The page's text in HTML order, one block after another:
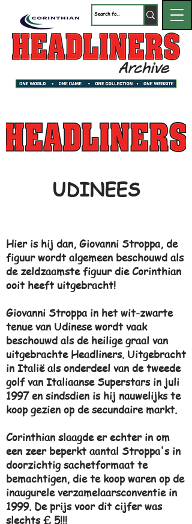
UDINEES
Hier is hij dan, Giovanni Stroppa, de
figuur wordt algemeen beschouwd als
de zeldzaamste figuur die Corinthian
ooit heeft uitgebracht!
Giovanni Stroppa in het wit-zwarte
tenue van Udinese wordt vaak
beschouwd als de heilige graal van
uitgebrachte Headliners. Uitgebracht
in Italië als onderdeel van de tweede
golf van Italiaanse Superstars in juli
1997 en sindsdien is hij nauwelijks te
koop gezien op de secundaire markt.
Corinthian slaagde er echter in om
een zeer beperkt aantal Stroppa's in
doorzichtig sachetformaat te
bemachtigen, die te koop waren op de
inaugurele verzamelaarsconventie in
1999. De prijs voor dit cijfer was
slechts £ 5!!!